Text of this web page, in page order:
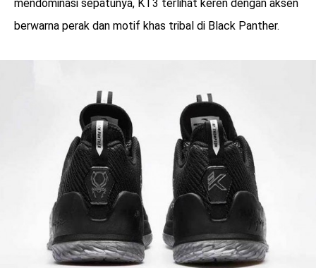
mendominasi sepatunya, KT3 terlihat keren dengan aksen
berwarna perak dan motif khas tribal di Black Panther.